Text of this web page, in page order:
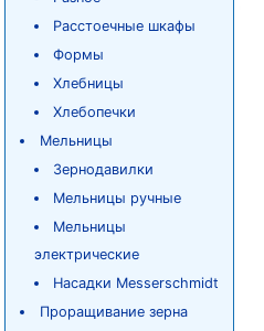
Расстоечные шкафы
Формы
Хлебницы
Хлебопечки
Мельницы
Зернодавилки
Мельницы ручные
Мельницы
электрические
Насадки Messerschmidt
Проращивание зерна